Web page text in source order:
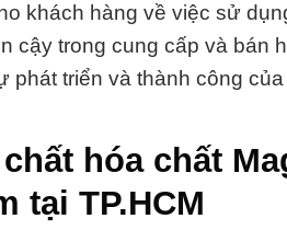
khách hàng về việc sử
cậy trong cung cấp và bán
phát triển và thành công
hóa chất
tại TP.HCM